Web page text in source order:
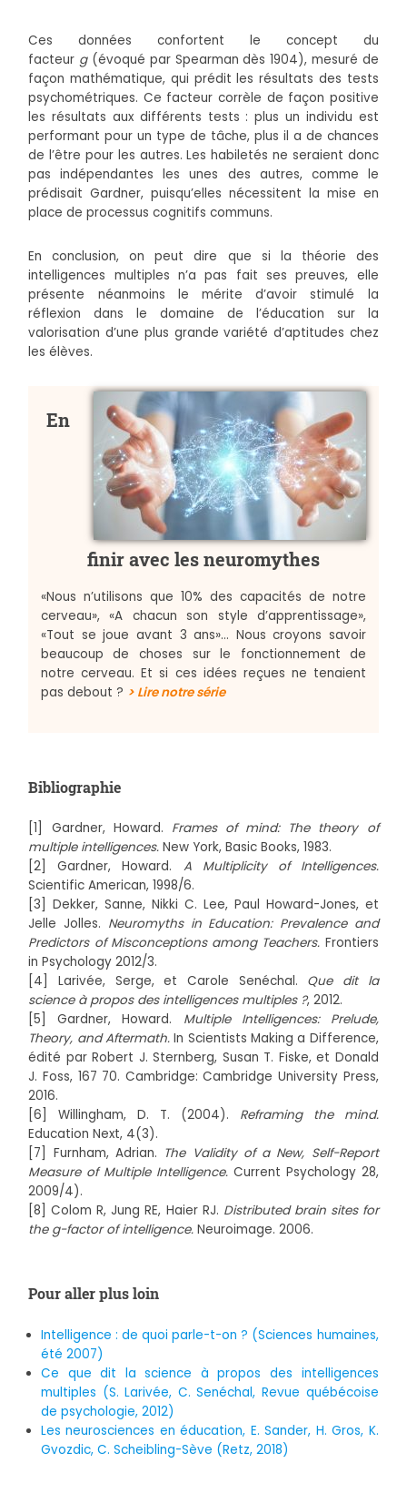
Ces données confortent le concept du
facteur g(évoqué par Spearman dès 1904), mesuré de
façon mathématique, qui prédit les résultats des tests
psychométriques. Ce facteur corrèle de façon positive
les résultats aux différents tests : plus un individu est
performant pour un type de tâche, plus il a de chances
de l’être pour les autres. Les habiletés ne seraient donc
pas indépendantes les unes des autres, comme le
prédisait Gardner, puisqu’elles nécessitent la mise en
place de processus cognitifs communs.
En conclusion, on peut dire que si la théorie des
intelligences multiples n’a pas fait ses preuves, elle
présente néanmoins le mérite d’avoir stimulé la
réflexion dans le domaine de l’éducation sur la
valorisation d’une plus grande variété d’aptitudes chez
les élèves.
En
finir avec les neuromythes
«Nous n’utilisons que 10% des capacités de notre
cerveau», «A chacun son style d’apprentissage»,
«Tout se joue avant 3 ans»… Nous croyons savoir
beaucoup de choses sur le fonctionnement de
notre cerveau. Et si ces idées reçues ne tenaient
pas debout ? > Lire notre série
Bibliographie
[1] Gardner, Howard. Frames of mind: The theory of
multiple intelligences.New York, Basic Books, 1983.
[2] Gardner, Howard. A Multiplicity of Intelligences.
Scientific American, 1998/6.
[3] Dekker, Sanne, Nikki C. Lee, Paul Howard-Jones, et
Jelle Jolles. Neuromyths in Education: Prevalence and
Predictors of Misconceptions among Teachers. Frontiers
in Psychology 2012/3.
[4] Larivée, Serge, et Carole Senéchal. Que dit la
science à propos des intelligences multiples ?, 2012.
[5] Gardner, Howard. Multiple Intelligences: Prelude,
Theory, and Aftermath. In Scientists Making a Difference,
édité par Robert J. Sternberg, Susan T. Fiske, et Donald
J. Foss, 167 70. Cambridge: Cambridge University Press,
2016.
[6] Willingham, D. T. (2004). Reframing the mind.
Education Next, 4(3).
[7] Furnham, Adrian. The Validity of a New, Self-Report
Measure of Multiple Intelligence. Current Psychology 28,
2009/4).
[8] Colom R, Jung RE, Haier RJ. Distributed brain sites for
the g-factor of intelligence. Neuroimage. 2006.
Pour aller plus loin
Intelligence : de quoi parle-t-on ? (Sciences humaines,
été 2007)
Ce que dit la science à propos des intelligences
multiples (S. Larivée, C. Senéchal, Revue québécoise
de psychologie, 2012)
Les neurosciences en éducation, E. Sander, H. Gros, K.
Gvozdic, C. Scheibling-Sève (Retz, 2018)